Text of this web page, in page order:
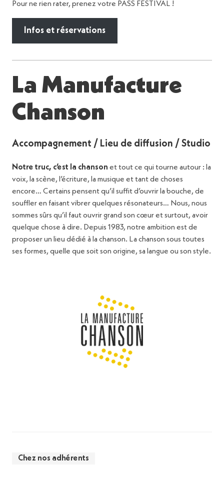
Pour ne rien rater, prenez votre PASS FESTIVAL !
Infos et réservations
La Manufacture
Chanson
Accompagnement / Lieu de diffusion / Studio
Notre truc, c’est la chanson et tout ce qui tourne autour : la
voix, la scène, l’écriture, la musique et tant de choses
encore… Certains pensent qu’il suffit d’ouvrir la bouche, de
souffler en faisant vibrer quelques résonateurs… Nous, nous
sommes sûrs qu’il faut ouvrir grand son cœur et surtout, avoir
quelque chose à dire. Depuis 1983, notre ambition est de
proposer un lieu dédié à la chanson. La chanson sous toutes
ses formes, quelle que soit son origine, sa langue ou son style.
Chez nos adhérents